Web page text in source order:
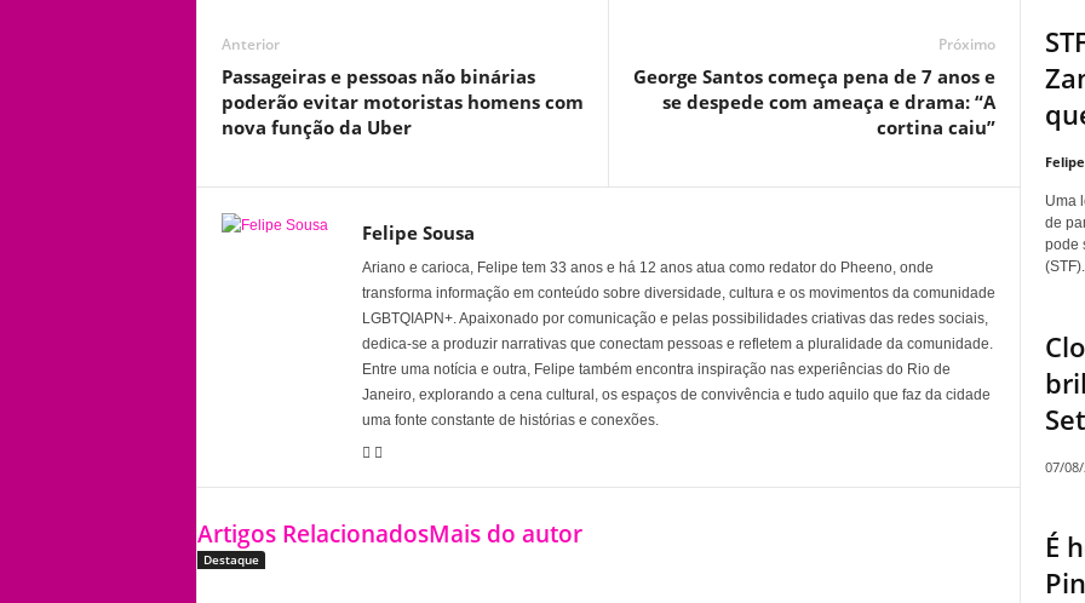
Anterior
Passageiras e pessoas não binárias
poderão evitar motoristas homens com
nova função da Uber
Próximo
George Santos começa pena de 7 anos e
se despede com ameaça e drama: “A
cortina caiu”
Felipe Sousa
Ariano e carioca, Felipe tem 33 anos e há 12 anos atua como redator do Pheeno, onde
transforma informação em conteúdo sobre diversidade, cultura e os movimentos da comunidade
LGBTQIAPN+. Apaixonado por comunicação e pelas possibilidades criativas das redes sociais,
dedica-se a produzir narrativas que conectam pessoas e refletem a pluralidade da comunidade.
Entre uma notícia e outra, Felipe também encontra inspiração nas experiências do Rio de
Janeiro, explorando a cena cultural, os espaços de convivência e tudo aquilo que faz da cidade
uma fonte constante de histórias e conexões.
Artigos RelacionadosMais do autor
Destaque
Uma
de
pode
(STF).
07/
É